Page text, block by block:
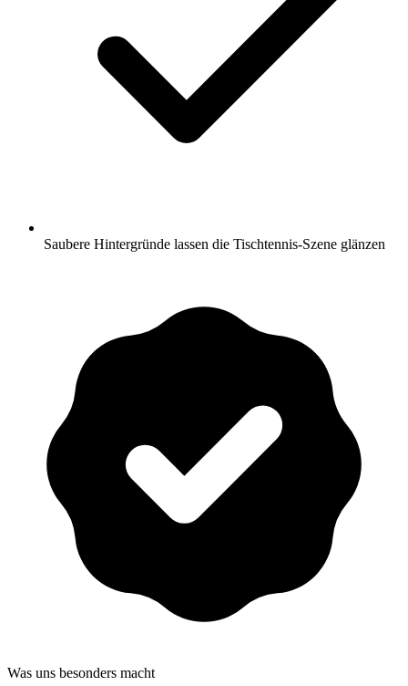
Saubere Hintergründe lassen die Tischtennis-Szene glänzen
Was uns besonders macht